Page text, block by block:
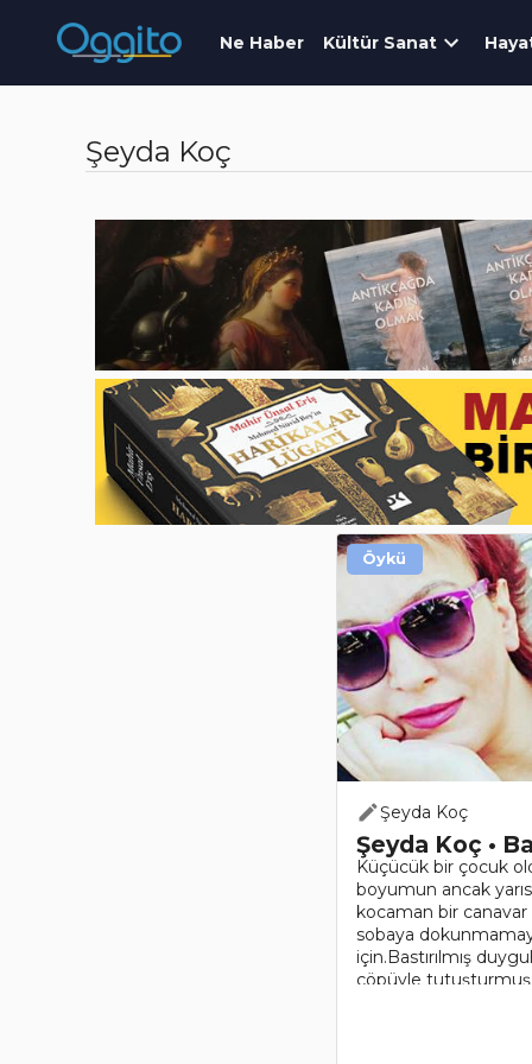
Ne Haber Kültür Sanat
Şeyda Koç
Şeyda Koç
Şeyda Koç •
Küçücük bir çocuk
boyumun ancak
kocaman bir
sobaya
için.Bastırılmış
çöpüyle tutuşturmuş
Öykü